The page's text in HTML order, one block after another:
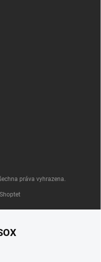
práva vyhrazena.